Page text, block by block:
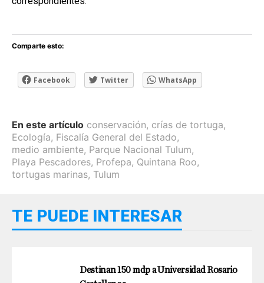
Comparte esto:
Facebook Twitter WhatsApp
En este artículo conservación, crías de tortuga,
Ecología, Fiscalía General del Estado,
medio ambiente, Parque Nacional Tulum,
Playa Pescadores, Profepa, Quintana Roo,
tortugas marinas, Tulum
TE PUEDE INTERESAR
Destinan 150 mdp a Universidad Rosario